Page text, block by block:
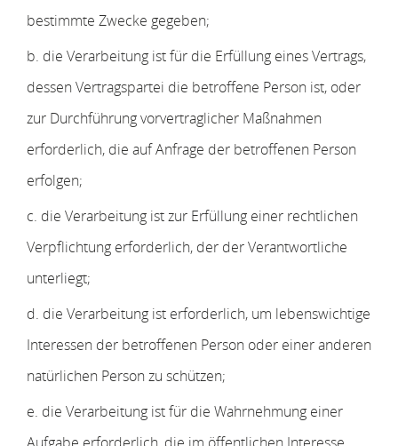
bestimmte Zwecke gegeben;
b. die Verarbeitung ist für die Erfüllung eines Vertrags,
dessen Vertragspartei die betroffene Person ist, oder
zur Durchführung vorvertraglicher Maßnahmen
erforderlich, die auf Anfrage der betroffenen Person
erfolgen;
c. die Verarbeitung ist zur Erfüllung einer rechtlichen
Verpflichtung erforderlich, der der Verantwortliche
unterliegt;
d. die Verarbeitung ist erforderlich, um lebenswichtige
Interessen der betroffenen Person oder einer anderen
natürlichen Person zu schützen;
e. die Verarbeitung ist für die Wahrnehmung einer